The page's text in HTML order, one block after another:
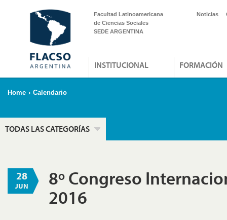
Facultad Latinoamericana
de Ciencias Sociales
SEDE ARGENTINA
Noticias
INSTITUCIONAL FORMACIÓN
Home › Calendario
TODAS LAS CATEGORÍAS
28
JUN
8º Congreso
2016